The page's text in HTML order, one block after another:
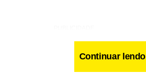
Continuar lendo